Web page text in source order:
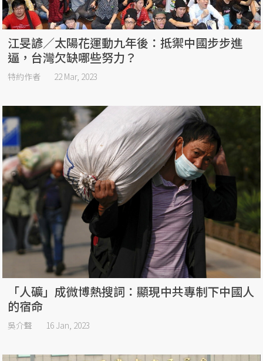
江旻諺／太陽花運動九年後：抵禦中國步步進
逼，台灣欠缺哪些努力？
特約作者 22 Mar, 2023
「人礦」成微博熱搜詞：顯現中共專制下中國人
的宿命
吳介聲 16 Jan, 2023